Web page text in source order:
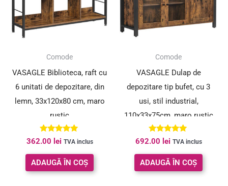
Comode
VASAGLE Biblioteca, raft cu
6 unitati de depozitare, din
lemn, 33x120x80 cm, maro
rustic
Evaluat la
5.00
din 5
362.00 lei TVA inclus
ADAUGĂ ÎN COȘ
Comode
VASAGLE Dulap de
depozitare tip bufet, cu 3
usi, stil industrial,
110x33x75cm, maro rustic
si negru
Evaluat la
5.00
din 5
692.00 lei TVA inclus
ADAUGĂ ÎN COȘ